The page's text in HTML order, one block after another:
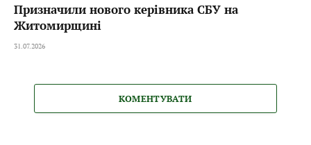
Призначили нового керівника СБУ на
Житомирщині
31.07.2026
КОМЕНТУВАТИ